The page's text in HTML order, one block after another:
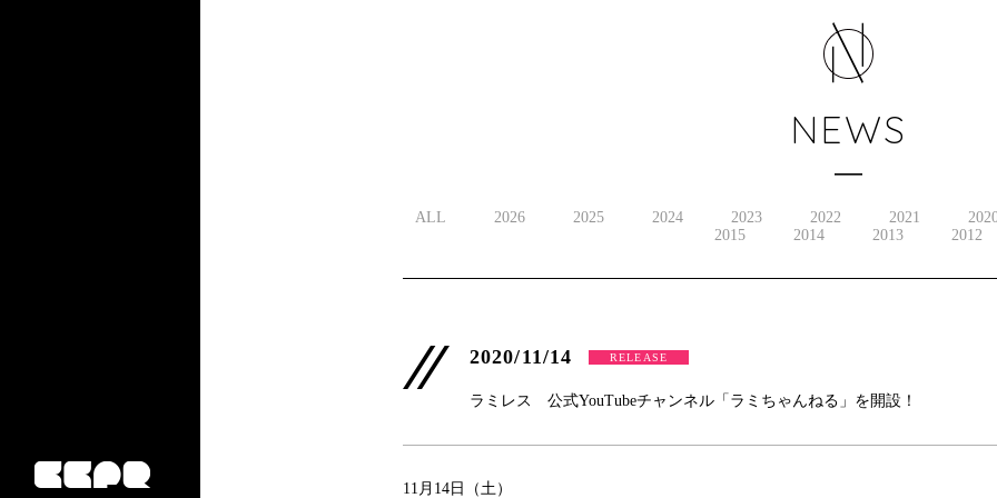
NEWS
ALL 2026 2025 2024 2023 2022 2021
2015
2014 2013 2012
2020/11/14 RELEASE
ラミレス 公式YouTubeチャンネル「ラミちゃんねる」を開設！
11月14日（土）